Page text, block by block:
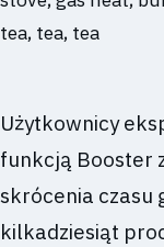
Użytkownicy
funkcją Booster
skrócenia czasu
kilkadziesiąt